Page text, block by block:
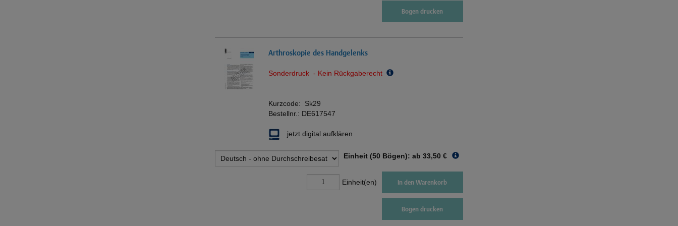
Bogen drucken
Arthroskopie des Handgelenks
Sonderdruck - Kein Rückgaberecht
Kurzcode: Sk29
Bestellnr.: DE617547
jetzt digital aufklären
Einheit (50 Bögen): ab 33,50 €
Einheit(en) In den Warenkorb
Bogen drucken